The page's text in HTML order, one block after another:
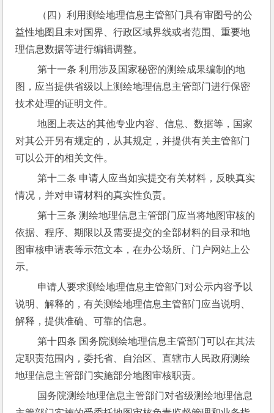
益性地图且未对国界、行政区域界线或者范围、重要地
理信息数据等进行编辑调整。
第十一条 利用涉及国家秘密的测绘成果编制的地
图，应当提供省级以上测绘地理信息主管部门进行保密
技术处理的证明文件。
地图上表达的其他专业内容、信息、数据等，国家
对其公开另有规定的，从其规定，并提供有关主管部门
可以公开的相关文件。
第十二条 申请人应当如实提交有关材料，反映真实
情况，并对申请材料的真实性负责。
第十三条 测绘地理信息主管部门应当将地图审核的
依据、程序、期限以及需要提交的全部材料的目录和地
图审核申请表等示范文本，在办公场所、门户网站上公
示。
说明、解释的，有关测绘地理信息主管部门应当说明、
解释，提供准确、可靠的信息。
第十四条 国务院测绘地理信息主管部门可以在其法
定职责范围内，委托省、自治区、直辖市人民政府测绘
地理信息主管部门实施部分地图审核职责。